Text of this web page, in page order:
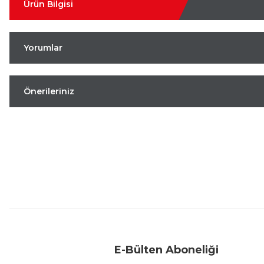
Ürün Bilgisi
Yorumlar
Önerileriniz
E-Bülten Aboneliği